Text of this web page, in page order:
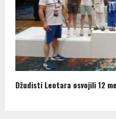
Džudisti Leotara osvojili 12